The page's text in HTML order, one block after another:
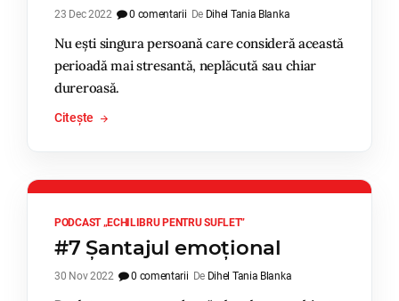
23 Dec 2022 0 comentarii De Dihel Tania Blanka
Nu ești singura persoană care consideră această
perioadă mai stresantă, neplăcută sau chiar
dureroasă.
Citește
PODCAST „ECHILIBRU PENTRU SUFLET”
#7 Șantajul emoțional
30 Nov 2022 0 comentarii De Dihel Tania Blanka